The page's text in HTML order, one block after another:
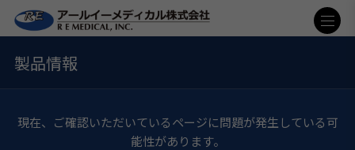
製品情報
現在、ご確認いただいているページに問題が発生している可
能性があります。